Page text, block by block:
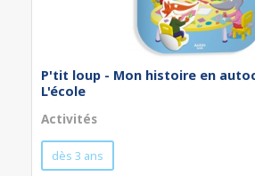
P'tit loup - Mon histoire en
L'école
Activités
dès 3 ans